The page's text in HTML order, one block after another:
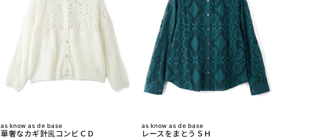
as know as de base
華奢なカギ針風コンビＣＤ
as know as de base
レースをまとうＳＨ